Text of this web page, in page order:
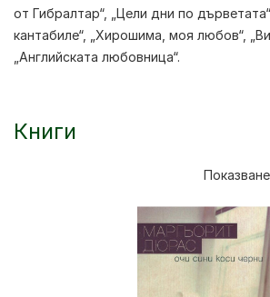
от Гибралтар“, „Цели дни по
кантабиле“, „Хирошима, моя любов“,
„Английската любовница“.
Книги